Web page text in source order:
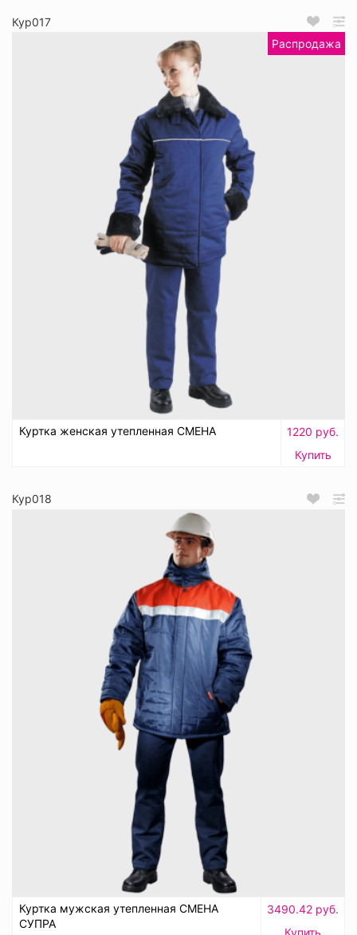
Кур017
Распродажа
Куртка женская утепленная СМЕНА
1220 руб.
Купить
Кур018
Куртка мужская утепленная СМЕНА
СУПРА
3490.42 руб.
Купить